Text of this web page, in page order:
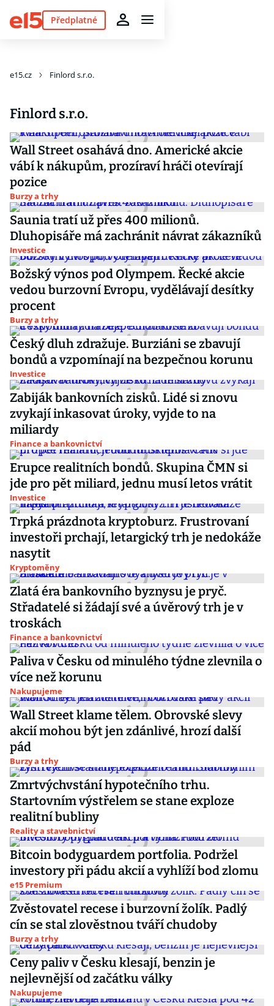
Předplatné
e15.cz Finlord s.r.o.
Finlord s.r.o.
Wall Street osahává dno. Americké akcie
vábí k nákupům, prozíraví hráči otevírají
pozice
Burzy a trhy
Saunia tratí už přes 400 milionů.
Dluhopisáře má zachránit návrat zákazníků
Investice
Božský výnos pod Olympem. Řecké akcie
vedou burzovní Evropu, vydělávají desítky
procent
Burzy a trhy
Český dluh zdražuje. Burziáni se zbavují
bondů a vzpomínají na bezpečnou korunu
Investice
Zabiják bankovních zisků. Lidé si znovu
zvykají inkasovat úroky, vyjde to na
miliardy
Finance a bankovnictví
Erupce realitních bondů. Skupina ČMN si
jde pro pět miliard, jednu musí letos vrátit
Investice
Trpká prázdnota kryptoburz. Frustrovaní
investoři prchají, letargický trh je nedokáže
nasytit
Kryptoměny
Zlatá éra bankovního byznysu je pryč.
Střadatelé si žádají své a úvěrový trh je v
troskách
Finance a bankovnictví
Paliva v Česku od minulého týdne zlevnila o
více než korunu
Nakupujeme
Wall Street klame tělem. Obrovské slevy
akcií mohou být jen zdánlivé, hrozí další
pád
Burzy a trhy
Zmrtvýchvstání hypotečního trhu.
Startovním výstřelem se stane exploze
realitní bubliny
Reality a stavebnictví
Bitcoin bodyguardem portfolia. Podržel
investory při pádu akcií a vyhlíží bod zlomu
e15 Premium
Zvěstovatel recese i burzovní žolík. Padlý
cín se stal zlověstnou tváří chudoby
Burzy a trhy
Ceny paliv v Česku klesají, benzin je
nejlevnější od začátku války
Nakupujeme